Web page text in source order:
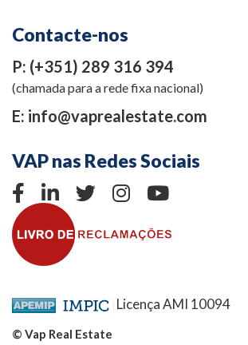
Contacte-nos
P: (+351) 289 316 394
(chamada para a rede fixa nacional)
E: info@vaprealestate.com
VAP nas Redes Sociais
Licença AMI 10094
© Vap Real Estate